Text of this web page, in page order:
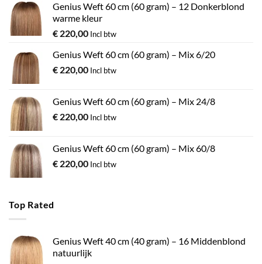
Genius Weft 60 cm (60 gram) – 12 Donkerblond
warme kleur
€ 220,00 Incl btw
Genius Weft 60 cm (60 gram) – Mix 6/20
€ 220,00 Incl btw
Genius Weft 60 cm (60 gram) – Mix 24/8
€ 220,00 Incl btw
Genius Weft 60 cm (60 gram) – Mix 60/8
€ 220,00 Incl btw
Top Rated
Genius Weft 40 cm (40 gram) – 16 Middenblond
natuurlijk